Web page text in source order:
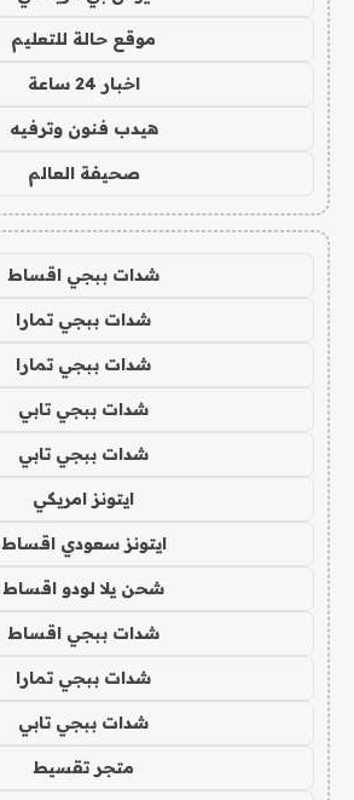
موقع حالة للتعليم
اخبار 24 ساعة
هيدب فنون وترفيه
صحيفة العالم
شدات ببجي اقساط
شدات ببجي تمارا
شدات ببجي تمارا
شدات ببجي تابي
شدات ببجي تابي
ايتونز امريكي
ايتونز سعودي اقساط
شحن يلا لودو اقساط
شدات ببجي اقساط
شدات ببجي تمارا
شدات ببجي تابي
متجر تقسيط